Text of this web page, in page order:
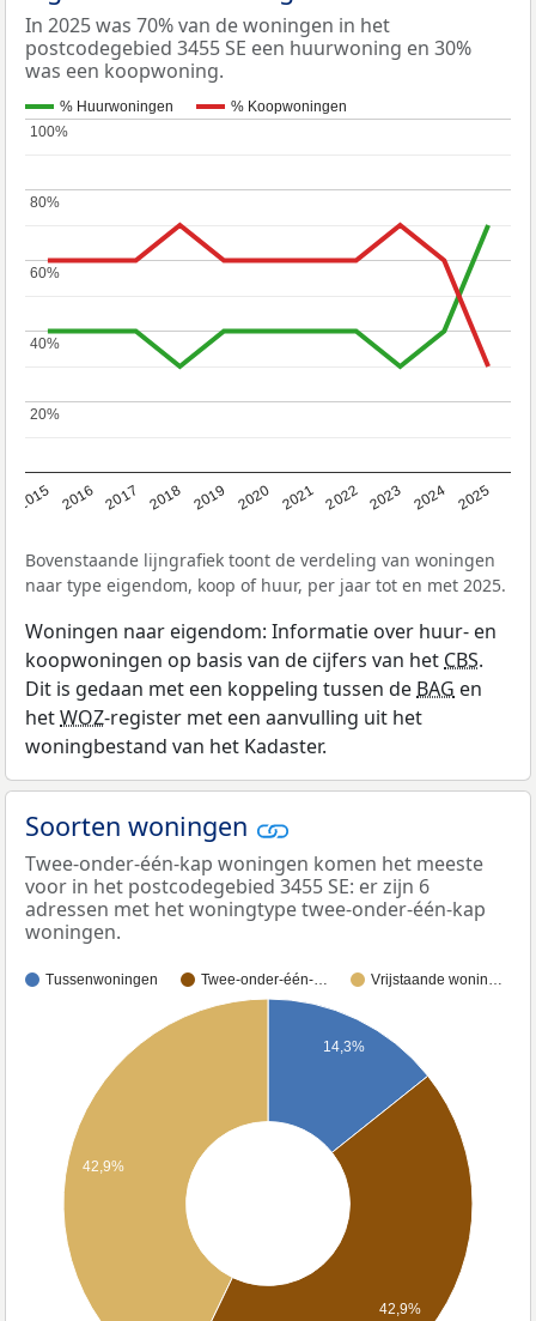
In 2025 was 70% van de woningen in het
postcodegebied 3455 SE een huurwoning en 30%
was een koopwoning.
% Huurwoningen % Koopwoningen
2015 2016 2017 2018 2019 2020 2021 2022 2023 2024 2025
20%
20%
40%
40%
60%
60%
80%
80%
100%
100%
Bovenstaande lijngrafiek toont de verdeling van woningen
naar type eigendom, koop of huur, per jaar tot en met 2025.
Woningen naar eigendom: Informatie over huur- en
koopwoningen op basis van de cijfers van het CBS.
Dit is gedaan met een koppeling tussen de BAG en
hetWOZ-register met een aanvulling uit het
woningbestand van het Kadaster.
Soorten woningen
Twee-onder-één-kap woningen komen het meeste
voor in het postcodegebied 3455 SE: er zijn 6
adressen met het woningtype twee-onder-één-kap
woningen.
Tussenwoningen Twee-onder-één-… Vrijstaande wonin…
14,3%
42,9%
42,9%